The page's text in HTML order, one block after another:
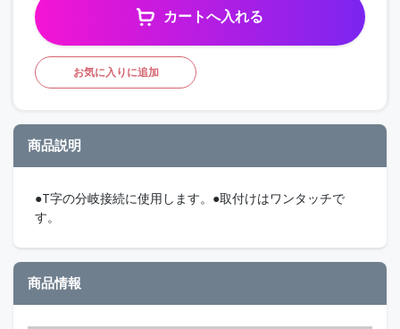
カートへ入れる
お気に入りに追加
商品説明
●T字の分岐接続に使用します。●取付けはワンタッチで
す。
商品情報